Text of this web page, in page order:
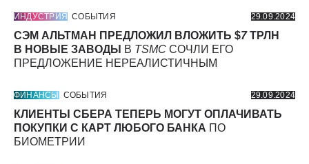
ИНДУСТРИЯ СОБЫТИЯ 29.09.2024
СЭМ АЛЬТМАН ПРЕДЛОЖИЛ ВЛОЖИТЬ $7ТРЛН
В НОВЫЕ ЗАВОДЫ
В TSMC СОЧЛИ ЕГО
ПРЕДЛОЖЕНИЕ НЕРЕАЛИСТИЧНЫМ
ФИНАНСЫ СОБЫТИЯ 29.09.2024
КЛИЕНТЫ СБЕРА ТЕПЕРЬ МОГУТ ОПЛАЧИВАТЬ
ПОКУПКИ С КАРТ ЛЮБОГО БАНКА ПО
БИОМЕТРИИ